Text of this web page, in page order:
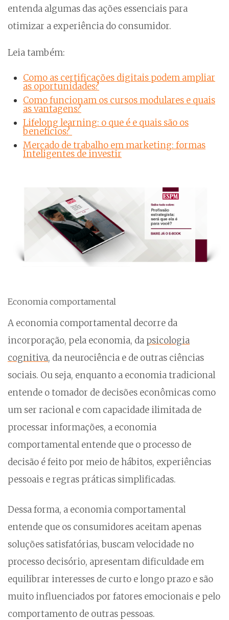
entenda algumas das ações essenciais para
otimizar a experiência do consumidor.
Leia também:
Como as certificações digitais podem ampliar
as oportunidades?
Como funcionam os cursos modulares e quais
as vantagens?
Lifelong learning: o que é e quais são os
benefícios?
Mercado de trabalho em marketing: formas
Inteligentes de investir
Economia comportamental
A economia comportamental decorre da
incorporação, pela economia, da psicologia
cognitiva, da neurociência e de outras ciências
sociais. Ou seja, enquanto a economia tradicional
entende o tomador de decisões econômicas como
um ser racional e com capacidade ilimitada de
processar informações, a economia
comportamental entende que o processo de
decisão é feito por meio de hábitos, experiências
pessoais e regras práticas simplificadas.
Dessa forma, a economia comportamental
entende que os consumidores aceitam apenas
soluções satisfatórias, buscam velocidade no
processo decisório, apresentam dificuldade em
equilibrar interesses de curto e longo prazo e são
muito influenciados por fatores emocionais e pelo
comportamento de outras pessoas.